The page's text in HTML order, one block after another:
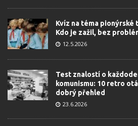
Kvíz na téma pionýrské
Kdo je zažil, bez
12.5.2026
Test znalostí o
komunismu: 10 retro
dobrý přehled
23.6.2026